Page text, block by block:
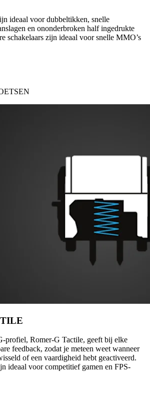
ideaal voor dubbeltikken, snelle
en ononderbroken half ingedrukte
schakelaars zijn ideaal voor snelle MMO’s
profiel, Romer-G Tactile, geeft bij elke
feedback, zodat je meteen weet wanneer
of een vaardigheid hebt geactiveerd.
ideaal voor competitief gamen en FPS-